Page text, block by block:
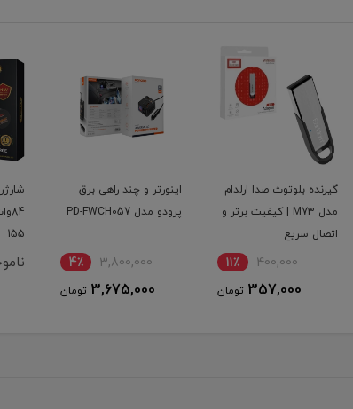
اینورتر و چند راهی برق
پرودو مدل PD-FWCH057
3,800,000 4٪
3,675,000 تومان
شارژر فندکی سوپر فست
84وات اپیمکس مدل EU-
ناموجود
61